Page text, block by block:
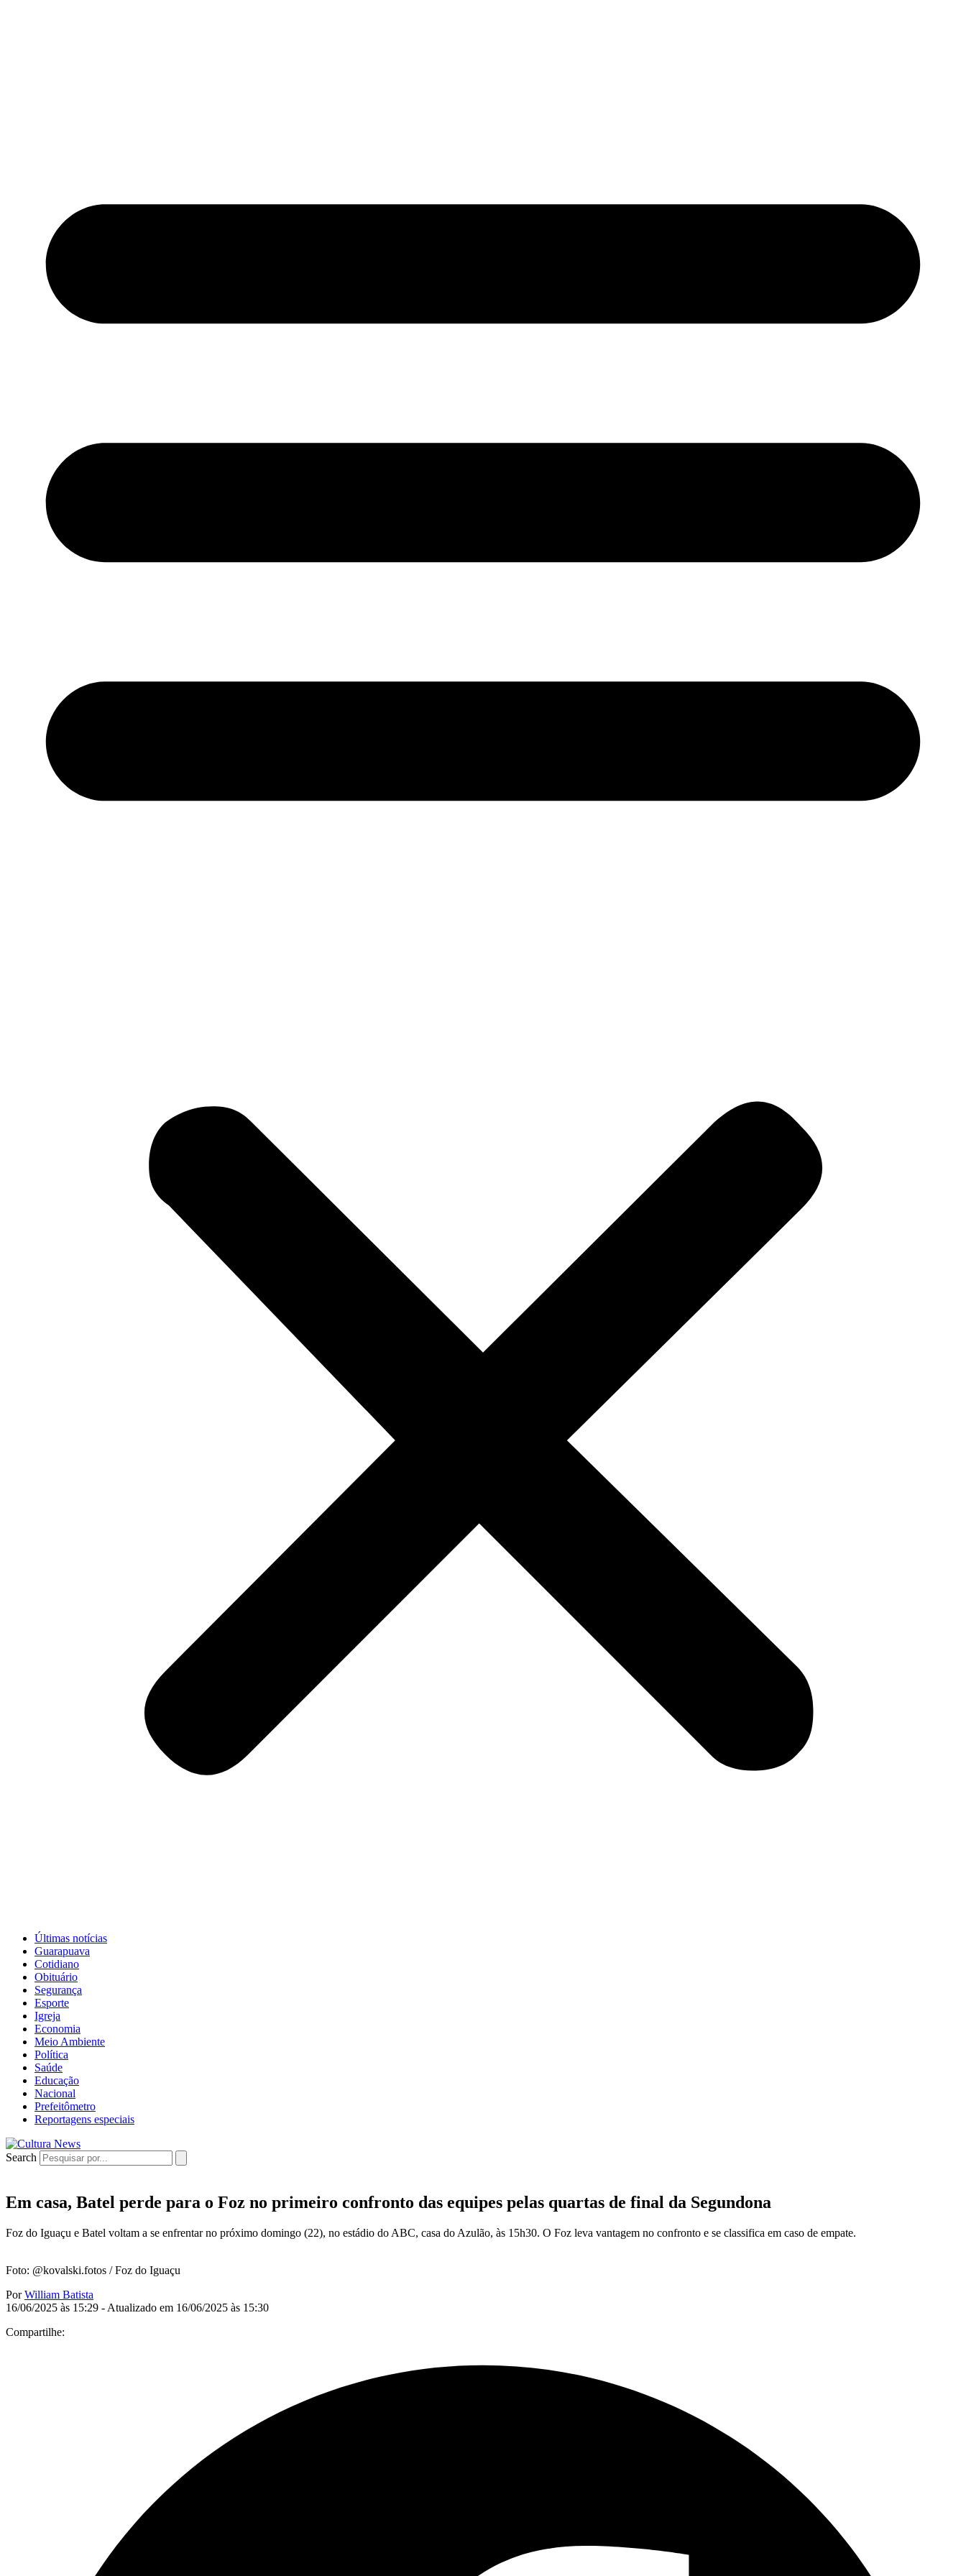
Últimas notícias
Guarapuava
Cotidiano
Obituário
Segurança
Esporte
Igreja
Economia
Meio Ambiente
Política
Saúde
Educação
Nacional
Prefeitômetro
Reportagens especiais
Search
Em casa, Batel perde para o Foz no primeiro confronto das equipes pelas quartas de final da Segundona
Foz do Iguaçu e Batel voltam a se enfrentar no próximo domingo (22), no estádio do ABC, casa do Azulão, às 15h30. O Foz leva vantagem no confronto e se classifica em caso de empate.
Foto: @kovalski.fotos / Foz do Iguaçu
PorWilliam Batista
16/06/2025 às 15:29 - Atualizado em 16/06/2025 às 15:30
Compartilhe: